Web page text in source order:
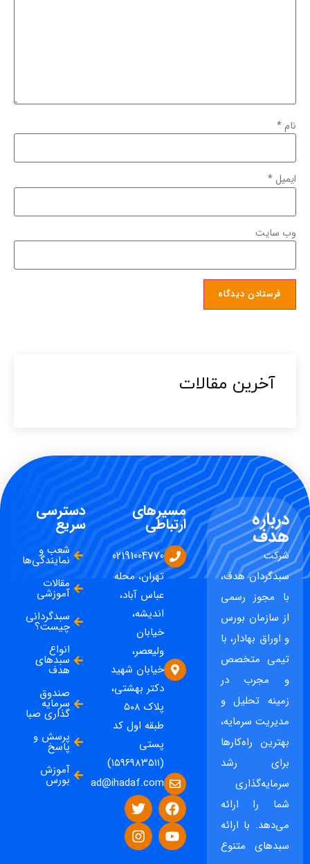
نام*
ایمیل*
وب‌ سایت
آخرین مقالات​
درباره
هدف
شرکت
سبدگردان هدف،
با مجوز رسمی
از سازمان بورس
و اوراق بهادار، با
تیمی متخصص
و مجرب در
زمینه تحلیل و
مدیریت سرمایه،
بهترین راه‌کارها
برای رشد
سرمایه‌گذاری
شما را ارائه
می‌دهد. با ارائه
سبدهای متنوع
مسیرهای
ارتباطی
02191004770
تهران، محله
عباس آباد،
اندیشه،
خیابان
ولیعصر،
خیابان شهید
دکتر بهشتی،
پلاک ۵۰۸
طبقه اول کد
پستی
(۱۵۹۶۹۸۳۵۱۱)
ad@ihadaf.com
دسترسی
سریع
شعب و
نمایندگی‌ها
مقالات
آموزشی
سبدگردانی
چیست؟
انواع
سبدهای
هدف
صندوق
سرمایه
گذاری صبا
پرسش و
پاسخ
آموزش
بورس